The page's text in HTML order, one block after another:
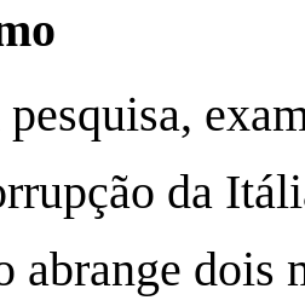
da
abrange dois